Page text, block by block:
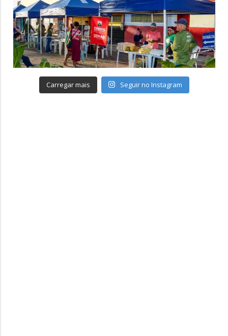
Carregar mais Seguir no Instagram